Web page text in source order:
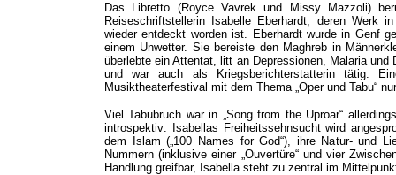
Das Libretto (Royce Vavrek und Missy Mazzoli)
Reiseschriftstellerin Isabelle Eberhardt, deren Werk
wieder entdeckt worden ist. Eberhardt wurde in Genf
einem Unwetter. Sie bereiste den Maghreb in
überlebte ein Attentat, litt an Depressionen, Malaria
und war auch als Kriegsberichterstatterin tätig.
Musiktheaterfestival mit dem Thema „Oper und Tabu“
Viel Tabubruch war in „Song from the Uproar“
introspektiv: Isabellas Freiheitssehnsucht wird
dem Islam („100 Names for God“), ihre Natur- und
Nummern (inklusive einer „Ouvertüre“ und vier
Handlung greifbar, Isabella steht zu zentral im